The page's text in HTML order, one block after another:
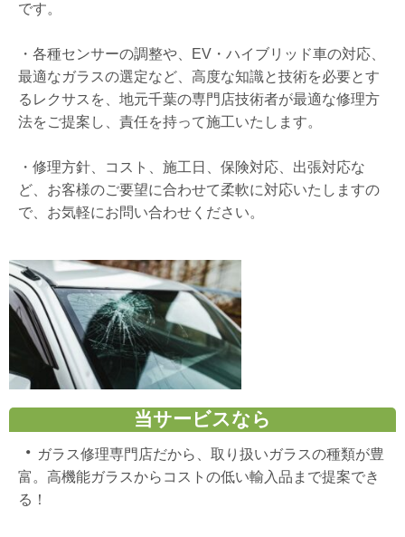
です。
・ 各種センサーの調整や、EV・ハイブリッド車の対応、
最適なガラスの選定など、高度な知識と技術を必要とす
るレクサスを、地元千葉の専門店技術者が最適な修理方
法をご提案し、責任を持って施工いたします。
・ 修理方針、コスト、施工日、保険対応、出張対応な
ど、お客様のご要望に合わせて柔軟に対応いたしますの
で、お気軽にお問い合わせください。
当サービスなら
・ ガラス修理専門店だから、取り扱いガラスの種類が豊
富。高機能ガラスからコストの低い輸入品まで提案でき
る！